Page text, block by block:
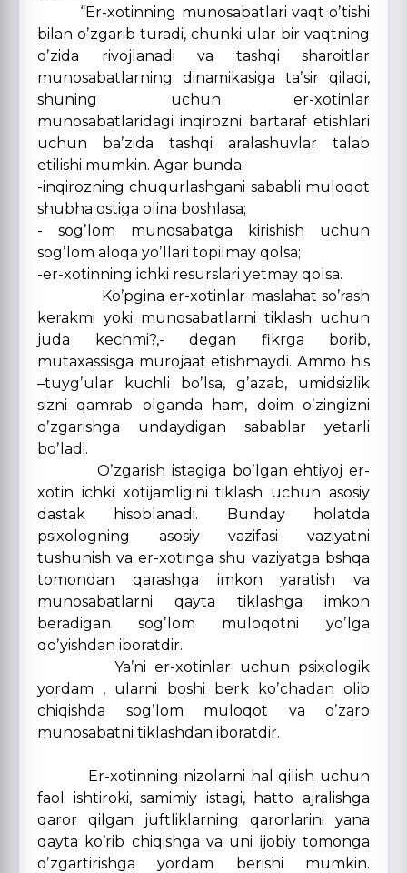
“Er-xotinning munosabatlari vaqt oʼtishi
bilan oʼzgarib turadi, chunki ular bir vaqtning
oʼzida rivojlanadi va tashqi sharoitlar
munosabatlarning dinamikasiga taʼsir qiladi,
shuning uchun er-xotinlar
munosabatlaridagi inqirozni bartaraf etishlari
uchun baʼzida tashqi aralashuvlar talab
etilishi mumkin. Аgar bunda:
-inqirozning chuqurlashgani sababli muloqot
shubha ostiga olina boshlasa;
- sogʼlom munosabatga kirishish uchun
sogʼlom aloqa yoʼllari topilmay qolsa;
-er-xotinning ichki resurslari yetmay qolsa.
Koʼpgina er-xotinlar maslahat soʼrash
kerakmi yoki munosabatlarni tiklash uchun
juda kechmi?,- degan fikrga borib,
mutaxassisga murojaat etishmaydi. Аmmo his
–tuygʼular kuchli boʼlsa, gʼazab, umidsizlik
sizni qamrab olganda ham, doim oʼzingizni
oʼzgarishga undaydigan sabablar yetarli
boʼladi.
Oʼzgarish istagiga boʼlgan ehtiyoj er-
xotin ichki xotijamligini tiklash uchun asosiy
dastak hisoblanadi. Bunday holatda
psixologning asosiy vazifasi vaziyatni
tushunish va er-xotinga shu vaziyatga bshqa
tomondan qarashga imkon yaratish va
munosabatlarni qayta tiklashga imkon
beradigan sogʼlom muloqotni yoʼlga
qoʼyishdan iboratdir.
Yaʼni er-xotinlar uchun psixologik
yordam , ularni boshi berk koʼchadan olib
chiqishda sogʼlom muloqot va oʼzaro
munosabatni tiklashdan iboratdir.
Er-xotinning nizolarni hal qilish uchun
faol ishtiroki, samimiy istagi, hatto ajralishga
qaror qilgan juftliklarning qarorlarini yana
qayta koʼrib chiqishga va uni ijobiy tomonga
oʼzgartirishga yordam berishi mumkin.